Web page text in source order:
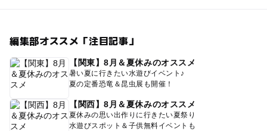
編集部オススメ「注目記事」
【関東】8月＆夏休みのオススメ
暑い夏に行きたい水遊びイベント♪
夏の定番恐竜＆昆虫展も開催！
【関西】8月＆夏休みのオススメ
夏休みの思い出作りに行きたい夏祭り
水遊びスポット＆子供無料イベントも